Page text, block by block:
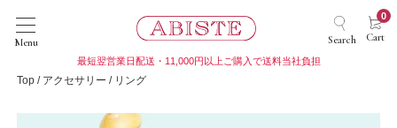
Menu Search Cart
0
最短翌営業日配送・11,000円以上ご購入で送料当社負担
Top アクセサリー リング